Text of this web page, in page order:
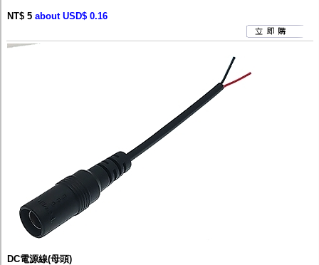
NT$ 5 about USD$ 0.16
DC電源線(母頭)